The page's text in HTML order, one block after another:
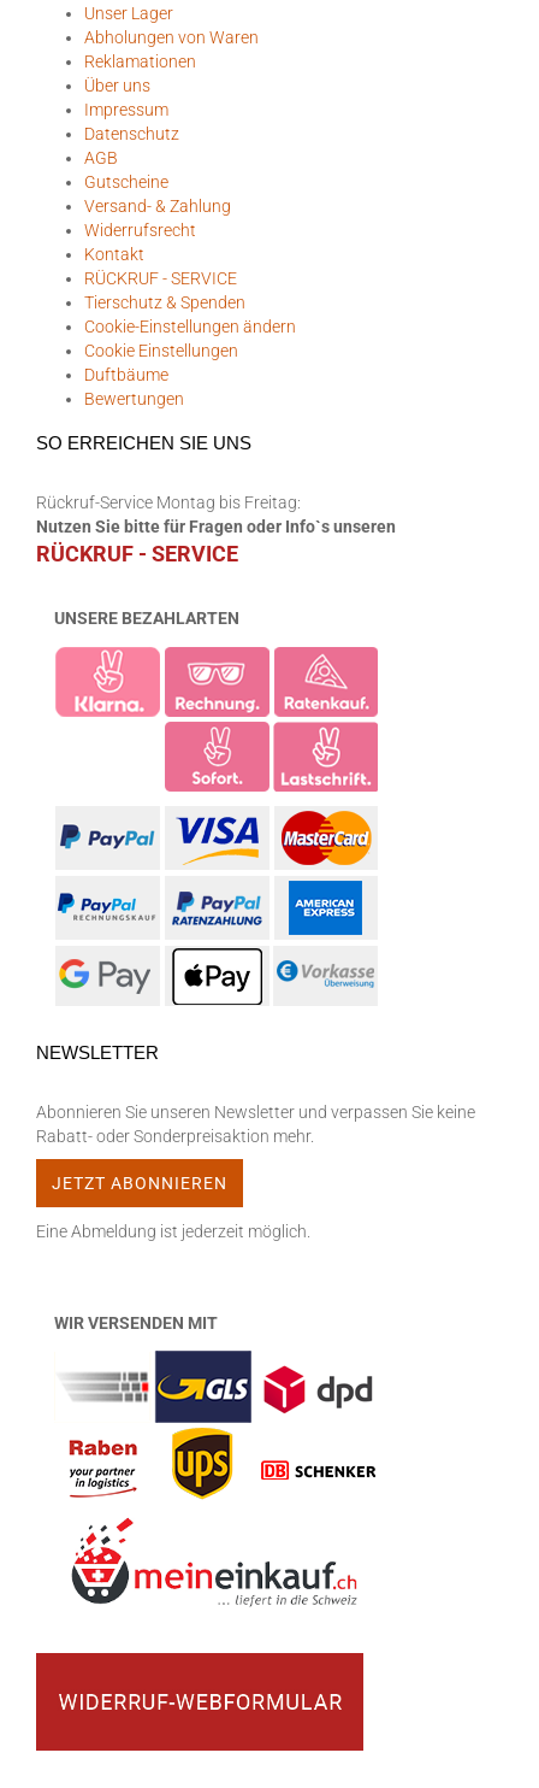
Unser Lager
Abholungen von Waren
Reklamationen
Über uns
Impressum
Datenschutz
AGB
Gutscheine
Versand- & Zahlung
Widerrufsrecht
Kontakt
RÜCKRUF - SERVICE
Tierschutz & Spenden
Cookie-Einstellungen ändern
Cookie Einstellungen
Duftbäume
Bewertungen
SO ERREICHEN SIE UNS
Rückruf-Service Montag bis Freitag:
Nutzen Sie bitte für Fragen oder Info`s unseren
RÜCKRUF - SERVICE
UNSERE BEZAHLARTEN
NEWSLETTER
Abonnieren Sie unseren Newsletter und verpassen Sie keine
Rabatt- oder Sonderpreisaktion mehr.
Eine Abmeldung ist jederzeit möglich.
WIR VERSENDEN MIT